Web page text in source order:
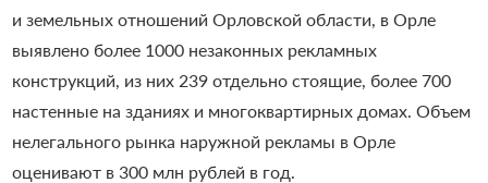
и земельных отношений Орловской области, в Орле
выявлено более 1000 незаконных рекламных
конструкций, из них 239 отдельно стоящие, более 700
настенные на зданиях и многоквартирных домах. Объем
нелегального рынка наружной рекламы в Орле
оценивают в 300 млн рублей в год.